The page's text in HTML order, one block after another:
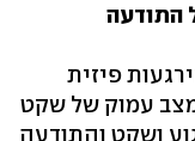
התודעה
פיזית
עמוק של שקט
ושקט והתודעה